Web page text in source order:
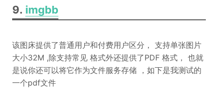
9. imgbb
该图床提供了普通用户和付费用户区分， 支持单张图片
大小32M ,除支持常见 格式外还提供了PDF 格式， 也就
是说你还可以将它作为文件服务存储 ，如下是我测试的
一个pdf文件